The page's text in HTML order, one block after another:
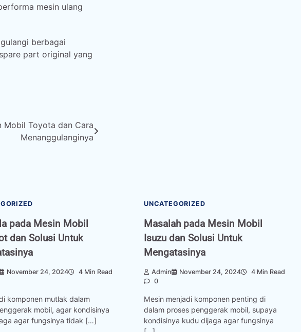
mesin ulang
berbagai
part original yang
Mobil Toyota dan Cara
Menanggulanginya
pada Mesin Mobil
dan Solusi Untuk
November 24, 2024
4 Min Read
komponen mutlak dalam
mobil, agar kondisinya
agar fungsinya tidak […]
UNCATEGORIZED
Masalah pada Mesin Mobil
Isuzu dan Solusi Untuk
Mengatasinya
Admin November 24, 2024
4 Min Read
0
Mesin menjadi komponen penting di
dalam proses penggerak mobil, supaya
kondisinya kudu dijaga agar fungsinya